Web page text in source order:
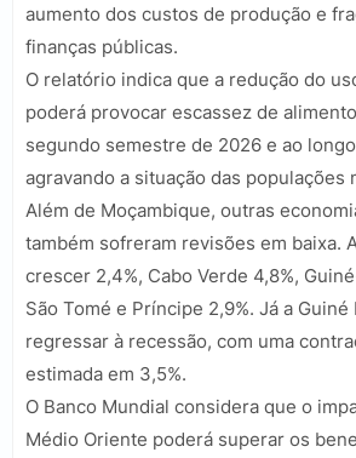
aumento dos custos de produção e
finanças públicas.
O relatório indica que a redução do
poderá provocar escassez de
segundo semestre de 2026 e ao
agravando a situação das populações
Além de Moçambique, outras
também sofreram revisões em baixa.
crescer 2,4%, Cabo Verde 4,8%,
São Tomé e Príncipe 2,9%. Já a
regressar à recessão, com uma
estimada em 3,5%.
O Banco Mundial considera que o
Médio Oriente poderá superar os